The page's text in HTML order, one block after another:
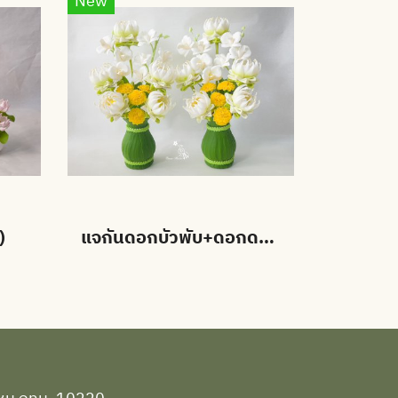
แจกันดอกบัวพับ+ดอกดาวเรือง (คู่)